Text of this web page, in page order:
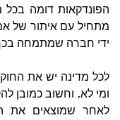
הפונדקאות דומה
מתחיל עם איתור של
ידי חברה שמתמחה
לכל מדינה יש את
ומי לא, וחשוב כמובן
לאחר שמוצאים את